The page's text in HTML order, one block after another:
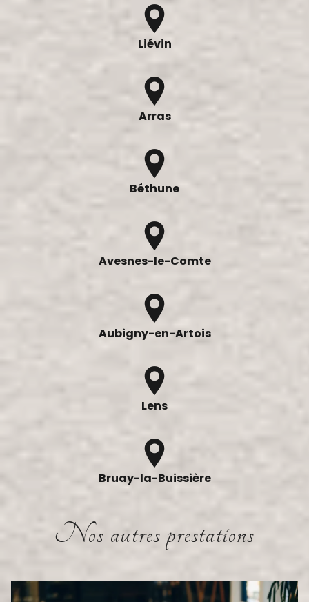
Liévin
Arras
Béthune
Avesnes-le-Comte
Aubigny-en-Artois
Lens
Bruay-la-Buissière
Nos autres prestations